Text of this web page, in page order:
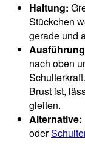
Haltung:
Stückchen
gerade und
nach oben
Brust ist,
gleiten.
Alternative:
oder